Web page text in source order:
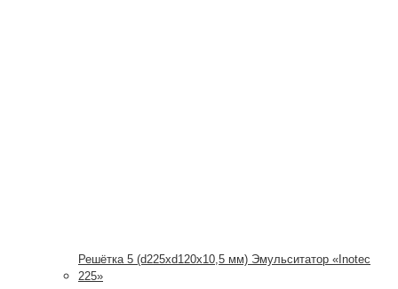
Решётка 5 (d225xd120x10,5 мм) Эмульситатор «Inotec
225»